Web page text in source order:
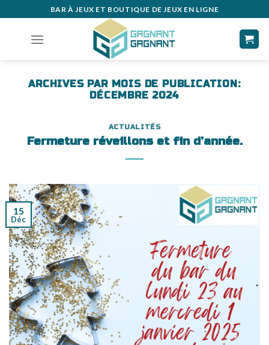
content
BAR À JEUX ET BOUTIQUE DE JEUX EN LIGNE
ARCHIVES PAR MOIS DE PUBLICATION:
DÉCEMBRE 2024
ACTUALITÉS
Fermeture réveillons et fin d’année.
15
Déc